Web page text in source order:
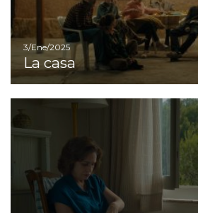
3/Ene/2025
La casa